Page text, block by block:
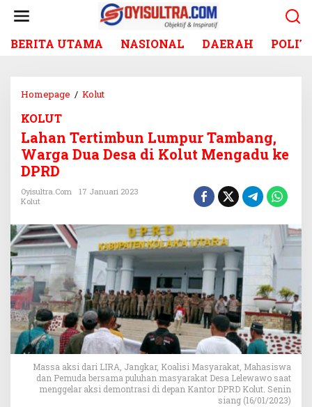
BERITA UTAMA NASIONAL DAERAH
Homepage / Kolut
a
n
T
r
m
b
u
n
L
u
m
p
u
T
a
KOLUT
Lahan Tertimbun Lumpur Tambang,
Warga Dua Desa di Kolut Mengadu ke
DPRD
Oyisultra.com
17 Januari 2023
Kolut
Massa aksi dari LIRA, Jangkar, Koalisi Masyarakat, Mahasiswa
dan Pemuda bersama puluhan masyarakat Desa Lelewawo saat
menggelar aksi demontrasi di depan Kantor DPRD Kolut. Senin
siang (16/01/2023)